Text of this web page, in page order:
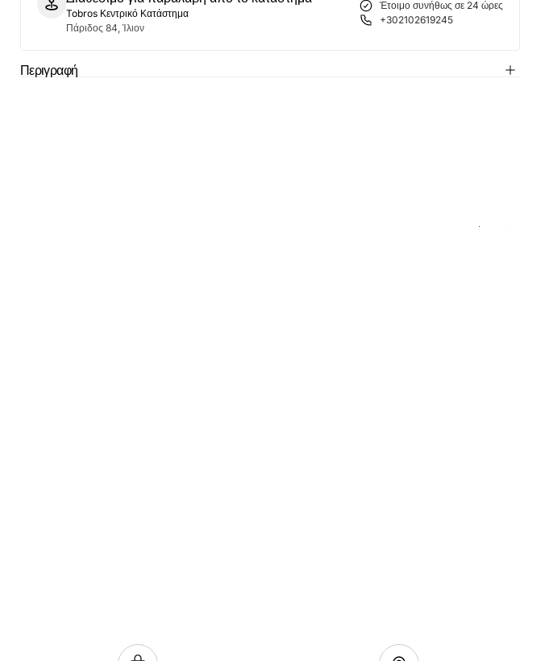
Tobros Κεντρικό Κατάστημα
Πάριδος 84, Ίλιον
Έτοιμο συνήθως σε 24 ώρες
+302102619245
Περιγραφή
Το καλάθι σας είναι